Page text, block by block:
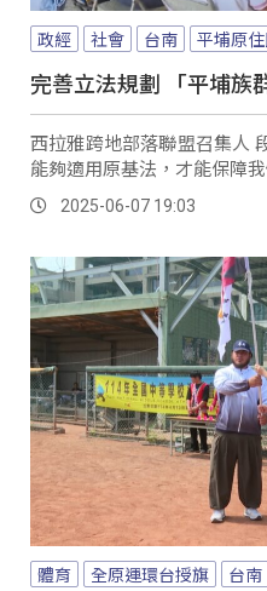
政經 社會 台南 平埔原
完善立法規劃 「平埔族
西拉雅跨地部落聯盟召集人
能夠適用原基法，才能保障
2025-06-07 19:03
體育 全原運環台授旗 台南